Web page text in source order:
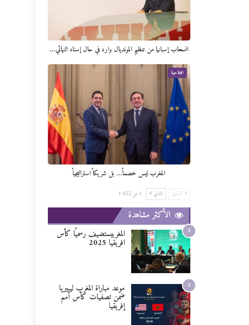
انسحاب إسبانيا من تنظيم المونديال وارد في حال إسناد النهائي…
افتتاحية
المغرب ليس خصماً… بل شريكاً استراتيجياً
السابق التالي 1 من 1٬422
الأكثر مشاهدة
1 المغربيستضيف رسميًا كأس
افريقيا 2025
2 موعد مباراة المغرب ليبيريا
ضمن تصفيات كأس أمم
إفريقيا